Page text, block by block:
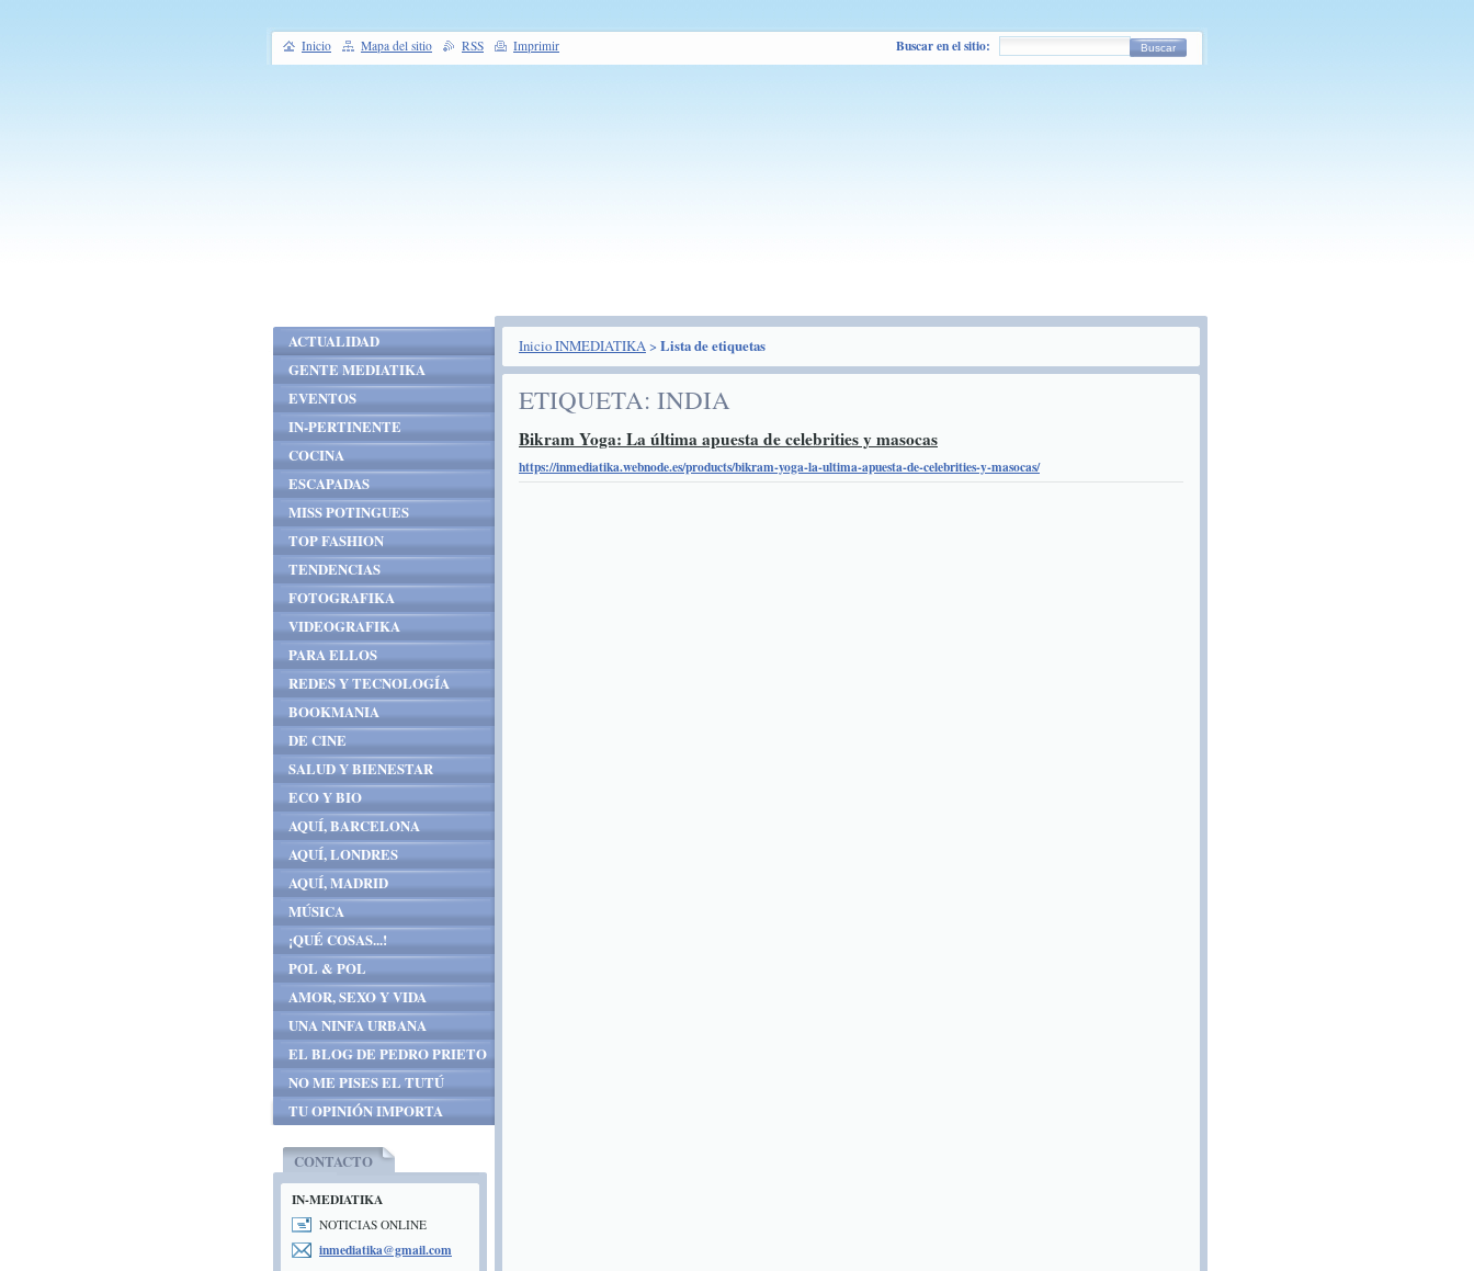
Inicio INMEDIATIKA> Lista de etiquetas
ETIQUETA: INDIA
Bikram Yoga: La última apuesta de celebrities y masocas
https://inmediatika.webnode.es/products/bikram-yoga-la-ultima-apuesta-de-celebrities-y-masocas/
ACTUALIDAD
GENTE MEDIATIKA
EVENTOS
IN-PERTINENTE
COCINA
ESCAPADAS
MISS POTINGUES
TOP FASHION
TENDENCIAS
FOTOGRAFIKA
VIDEOGRAFIKA
PARA ELLOS
REDES Y TECNOLOGÍA
BOOKMANIA
DE CINE
SALUD Y BIENESTAR
ECO Y BIO
AQUÍ, BARCELONA
AQUÍ, LONDRES
AQUÍ, MADRID
MÚSICA
¡QUÉ COSAS...!
POL & POL
AMOR, SEXO Y VIDA
UNA NINFA URBANA
EL BLOG DE PEDRO PRIETO
NO ME PISES EL TUTÚ
TU OPINIÓN IMPORTA
CONTACTO
IN-MEDIATIKA
NOTICIAS ONLINE
inmediatika@gmail.com
Inicio Mapa del sitio RSS Imprimir Buscar en el sitio: Buscar